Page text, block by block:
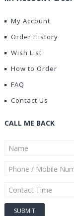
My Account
Order History
Wish List
How to Order
FAQ
Contact Us
CALL ME BACK